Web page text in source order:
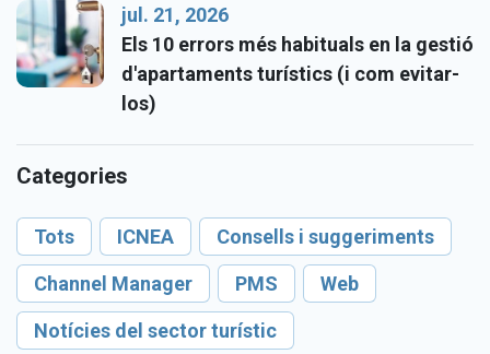
jul. 21, 2026
Els 10 errors més habituals en la gestió
d'apartaments turístics (i com evitar-
los)
Categories
Tots ICNEA Consells i suggeriments
Channel Manager PMS Web
Notícies del sector turístic